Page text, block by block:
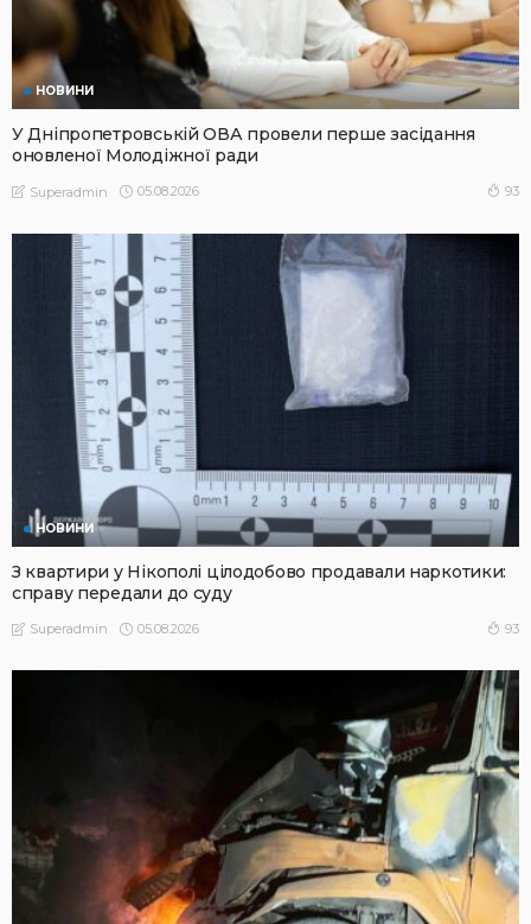
НОВИНИ
У Дніпропетровській ОВА провели перше засідання
оновленої Молодіжної ради
Superadmin 05.08.2026 93
НОВИНИ
З квартири у Нікополі цілодобово продавали наркотики:
справу передали до суду
Superadmin 05.08.2026 93